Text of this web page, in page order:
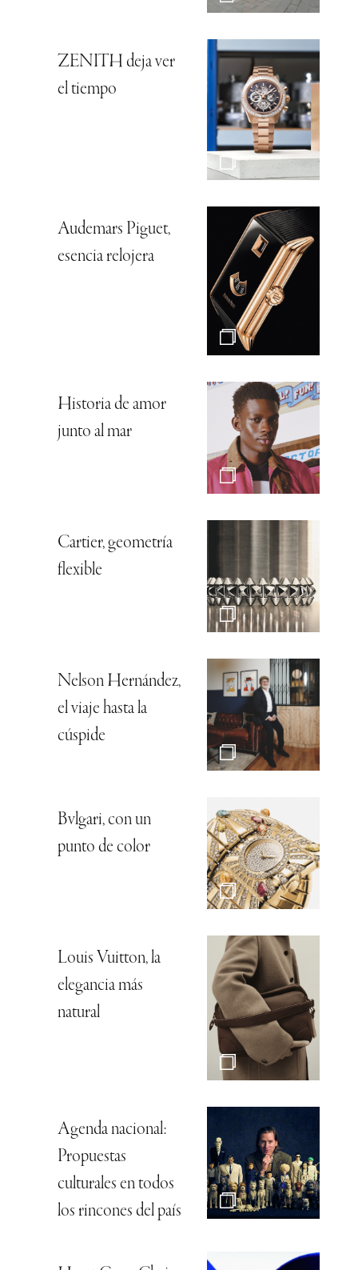
ZENITH deja ver
el tiempo
Audemars Piguet,
esencia relojera
Historia de amor
junto al mar
Cartier, geometría
flexible
Nelson Hernández,
el viaje hasta la
cúspide
Bvlgari, con un
punto de color
Louis Vuitton, la
elegancia más
natural
Agenda nacional:
Propuestas
culturales en todos
los rincones del país